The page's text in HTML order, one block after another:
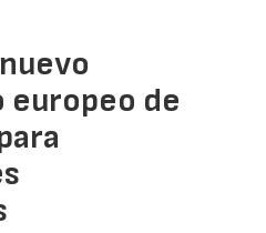
de